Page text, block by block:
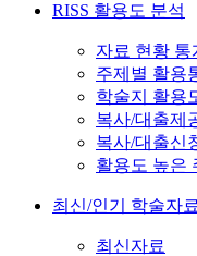
RISS 활용도 분석
자료 현황 통
주제별 활용
학술지 활용
복사/대출제
복사/대출신
활용도 높은
최신/인기 학술자료
최신자료